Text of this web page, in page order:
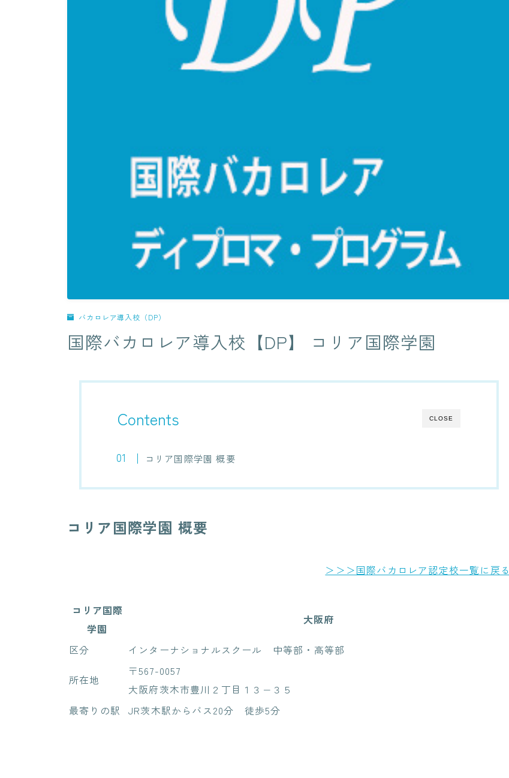
バカロレア導入校（DP）
国際バカロレア導入校【DP】 コリア国際学園
CLOSE
Contents
コリア国際学園 概要
コリア国際学園 概要
＞＞＞国際バカロレア認定校一覧に戻る
コリア国際
学園
大阪府
区分 インターナショナルスクール 中等部・高等部
所在地
〒567-0057
大阪府茨木市豊川２丁目１３−３５
最寄りの駅
JR茨木駅からバス20分 徒歩5分